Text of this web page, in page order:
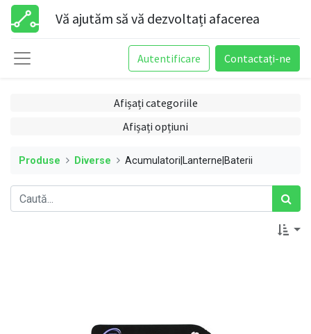
Vă ajutăm să vă dezvoltați afacerea
Autentificare Contactați-ne
Afișați categoriile
Afișați opțiuni
Produse Diverse Acumulatori|Lanterne|Baterii